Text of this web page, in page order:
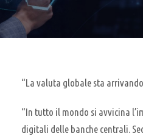
“La valuta globale sta
“In tutto il mondo si avvicina
digitali delle banche centrali.